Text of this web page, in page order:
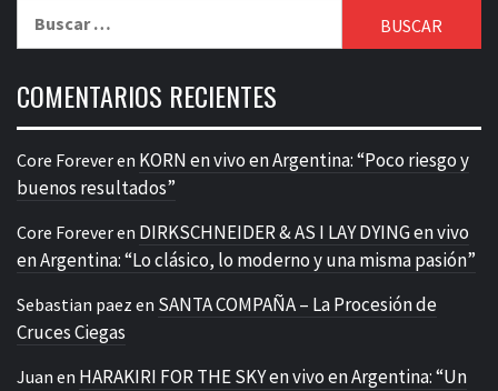
COMENTARIOS RECIENTES
Core Foreveren KORN en vivo en Argentina: “Poco riesgo y
buenos resultados”
Core Foreveren DIRKSCHNEIDER & AS I LAY DYING en vivo
en Argentina: “Lo clásico, lo moderno y una misma pasión”
Sebastian paez en SANTA COMPAÑA – La Procesión de
Cruces Ciegas
Juan en HARAKIRI FOR THE SKY en vivo en Argentina: “Un